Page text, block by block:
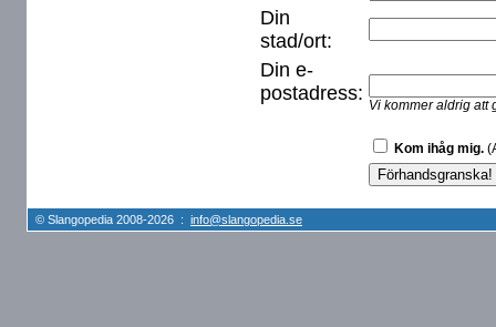
Din
stad/ort:
Din e-
postadress:
Vi kommer aldrig att
Kom ihåg mig.
© Slangopedia 2008-2026 : info@slangopedia.se